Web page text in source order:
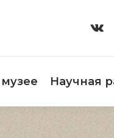
Научная
О